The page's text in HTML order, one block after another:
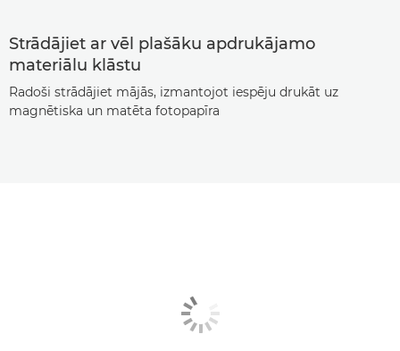
Strādājiet ar vēl plašāku apdrukājamo
materiālu klāstu
Radoši strādājiet mājās, izmantojot iespēju drukāt uz
magnētiska un matēta fotopapīra